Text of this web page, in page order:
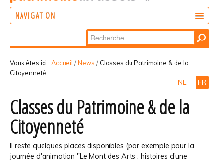
NAVIGATION
PARTICIPER
Chercher par
Recherche
avancée…
Vous êtes ici : Accueil /News / Classes du Patrimoine & de la
Citoyenneté
NL FR
Classes du Patrimoine & de la
Citoyenneté
Il reste quelques places disponibles (par exemple pour la
journée d'animation "Le Mont des Arts : histoires d’une